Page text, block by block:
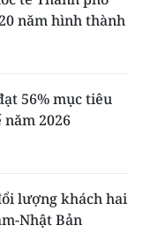
năm hình thành
56% mục tiêu
2026
lượng khách hai
Nhật Bản